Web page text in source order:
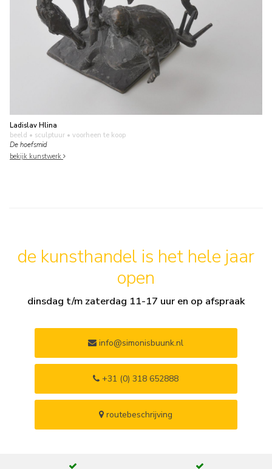
Ladislav Hlina
beeld • sculptuur • voorheen te koop
De hoefsmid
bekijk kunstwerk
de kunsthandel is het hele jaar
open
dinsdag t/m zaterdag 11-17 uur en op afspraak
info@simonisbuunk.nl
+31 (0) 318 652888
routebeschrijving